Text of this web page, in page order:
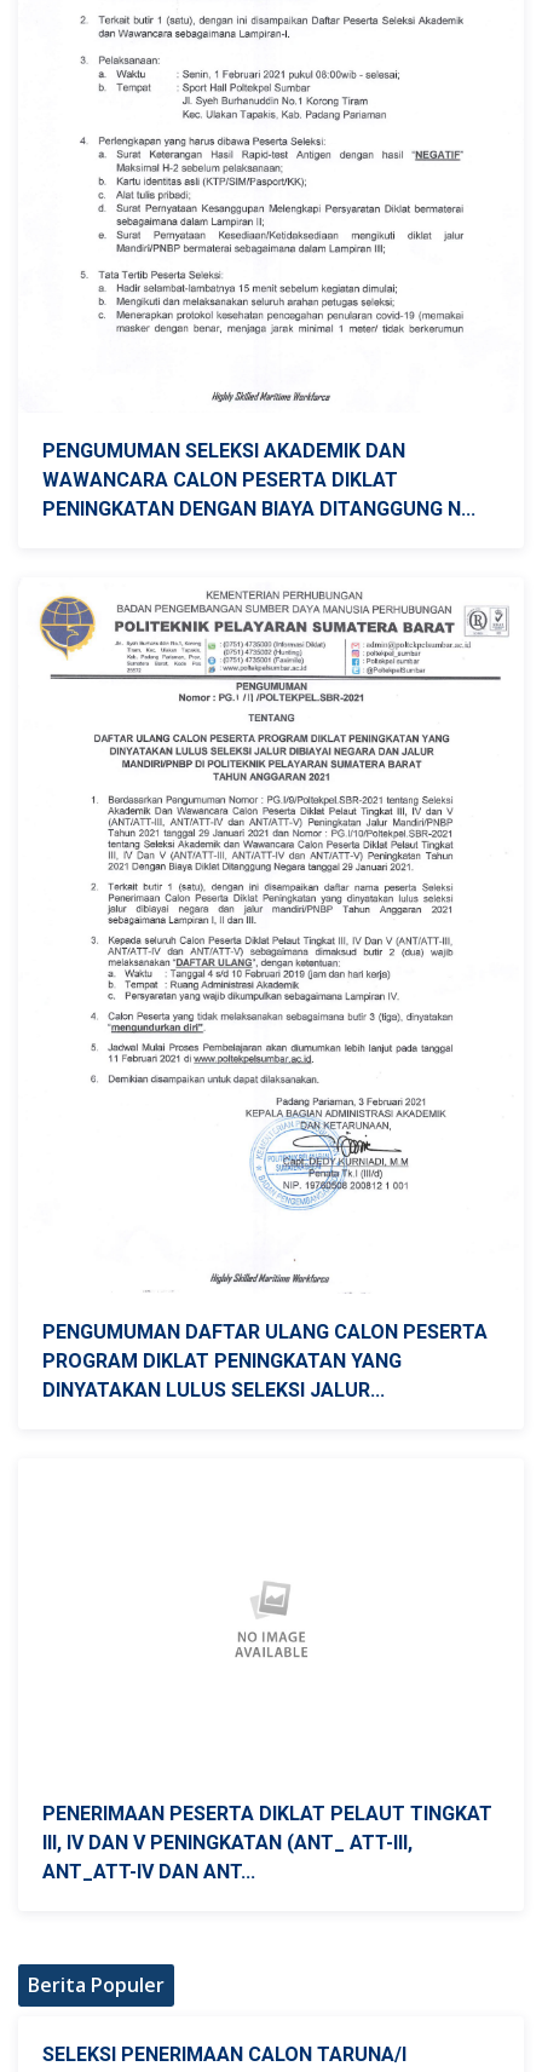
PENGUMUMAN SELEKSI AKADEMIK DAN
WAWANCARA CALON PESERTA DIKLAT
PENINGKATAN DENGAN BIAYA DITANGGUNG N...
PENGUMUMAN DAFTAR ULANG CALON PESERTA
PROGRAM DIKLAT PENINGKATAN YANG
DINYATAKAN LULUS SELEKSI JALUR...
PENERIMAAN PESERTA DIKLAT PELAUT TINGKAT
III, IV DAN V PENINGKATAN (ANT_ ATT-III,
ANT_ATT-IV DAN ANT...
Berita Populer
SELEKSI PENERIMAAN CALON TARUNA/I